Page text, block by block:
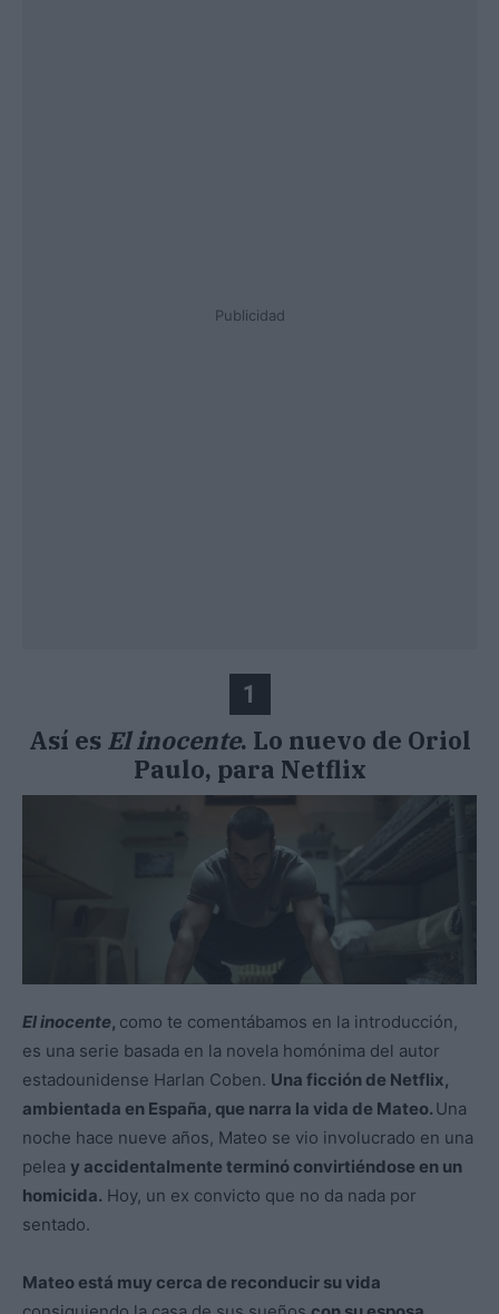
Publicidad
1
Así es El inocente. Lo nuevo de Oriol
Paulo, para Netflix
El inocente, como te comentábamos en la introducción,
es una serie basada en la novela homónima del autor
estadounidense Harlan Coben. Una ficción de Netflix,
ambientada en España, que narra la vida de Mateo. Una
noche hace nueve años, Mateo se vio involucrado en una
pelea y accidentalmente terminó convirtiéndose en un
homicida. Hoy, un ex convicto que no da nada por
sentado.
Mateo está muy cerca de reconducir su vida